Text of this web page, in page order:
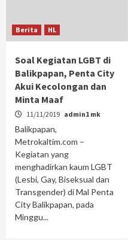
Berita HL
Soal Kegiatan LGBT di
Balikpapan, Penta City
Akui Kecolongan dan
Minta Maaf
11/11/2019 admin1 mk
Balikpapan,
Metrokaltim.com –
Kegiatan yang
menghadirkan kaum LGBT
(Lesbi, Gay, Biseksual dan
Transgender) di Mal Penta
City Balikpapan, pada
Minggu...